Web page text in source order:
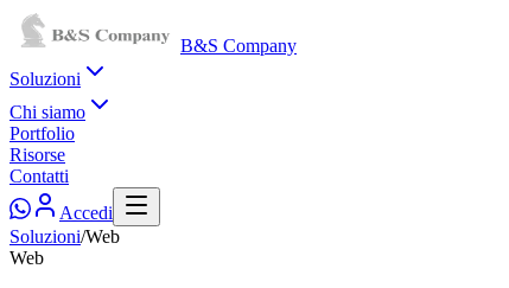
B&S Company
Soluzioni
Chi siamo
Portfolio
Risorse
Contatti
Accedi
Soluzioni/Web
Web